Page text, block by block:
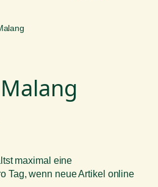
maximal eine
Tag, wenn neue Artikel online